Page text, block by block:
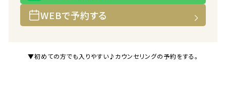
WEBで予約する
▼初めての方でも入りやすい♪カウンセリングの予約をする。